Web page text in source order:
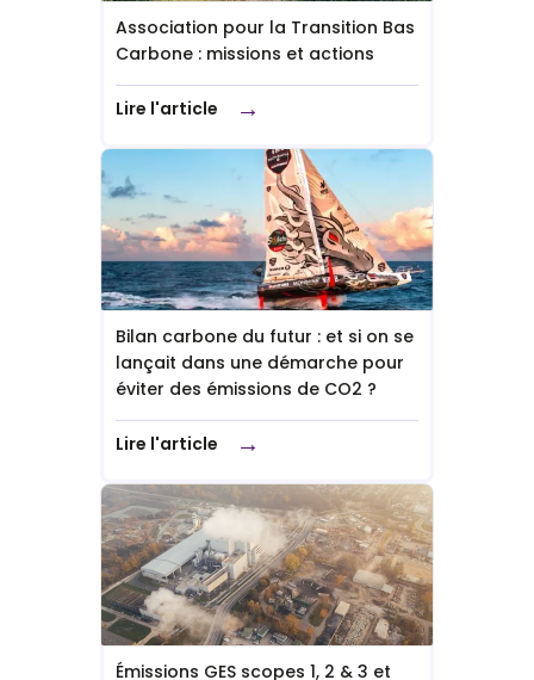
Association pour la Transition Bas
Carbone : missions et actions
Lire l'article →
Bilan carbone du futur : et si on se
lançait dans une démarche pour
éviter des émissions de CO2 ?
Lire l'article →
Émissions GES scopes 1, 2 & 3 et